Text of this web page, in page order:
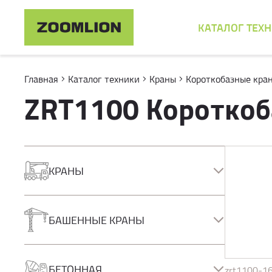
КАТАЛОГ
Главная Каталог техники Краны Короткобазные
ZRT1100
КРАНЫ
Короткобазные краны
Гусеничные краны
КМУ
БАШЕННЫЕ КРАНЫ